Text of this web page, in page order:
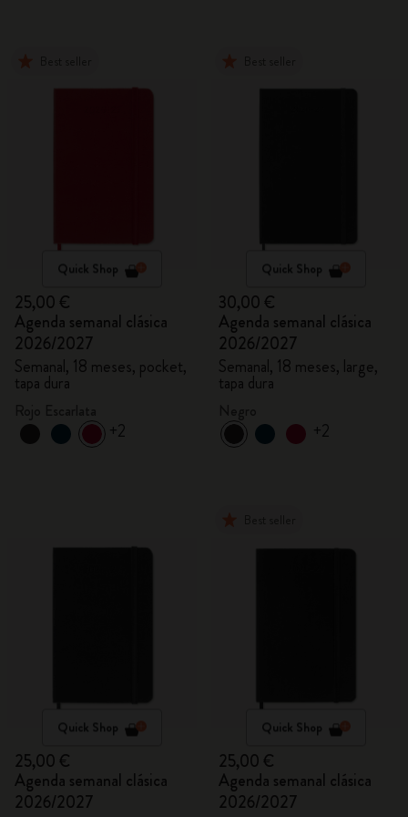
Quick Shop
25,00 €
Agenda semanal clásica
2026/2027
Semanal, 18 meses, pocket,
tapa dura
+2
Quick Shop
30,00 €
Agenda semanal clásica
2026/2027
Semanal, 18 meses, large,
tapa dura
+2
Quick Shop
25,00 €
Agenda semanal clásica
2026/2027
Quick Shop
25,00 €
Agenda semanal clásica
2026/2027